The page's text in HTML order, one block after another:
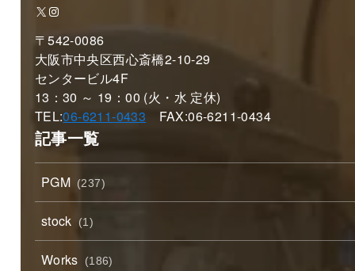
X Instagram
〒542-0086
大阪市中央区西心斎橋2-10-29
センタービル4F
13：30 ～ 19：00 (火・水 定休)
TEL:06-6211-0433 FAX:06-6211-0434
記事一覧
PGM (237)
stock (1)
Works (186)